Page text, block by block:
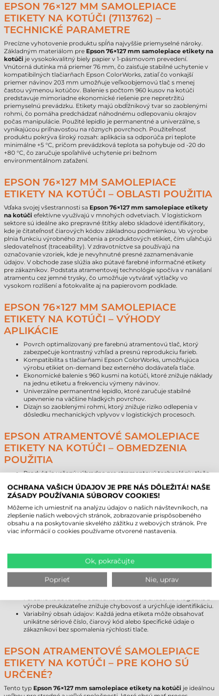
EPSON 76×127 MM SAMOLEPIACE
ETIKETY NA KOTÚČI (7113762) –
TECHNICKÉ PARAMETRE
Precízne vyhotovenie produktu spĺňa najvyššie priemyselné nároky.
Základným materiálom pre Epson 76×127 mm samolepiace etikety na
kotúči je vysokokvalitný biely papier v 1-pásmovom prevedení.
Vnútorná dutinka má priemer 76 mm, čo zaisťuje stabilné uchytenie v
kompatibilných tlačiarňach Epson ColorWorks, zatiaľ čo vonkajší
priemer návinov 203 mm umožňuje veľkoobjemovú tlač s menej
častou výmenou kotúčov. Balenie s počtom 960 kusov na kotúči
predstavuje mimoriadne ekonomické riešenie pre nepretržitú
priemyselnú prevádzku. Etikety majú obdĺžnikový tvar so zaoblenými
rohmi, čo pomáha predchádzať náhodnému odlepovaniu okrajov
počas manipulácie. Použité lepidlo je permanentné a univerzálne, s
vynikajúcou priľnavosťou na rôznych povrchoch. Použiteľnosť
produktu pokrýva široký rozsah: aplikácia sa odporúča pri teplote
minimálne +5 °C, pričom prevádzková teplota sa pohybuje od -20 do
+80 °C, čo zaručuje spoľahlivé uchytenie pri bežnom
environmentálnom zaťažení.
EPSON 76×127 MM SAMOLEPIACE
ETIKETY NA KOTÚČI – OBLASTI POUŽITIA
Vďaka svojej všestrannosti sa Epson 76×127 mm samolepiace etikety
na kotúči efektívne využívajú v mnohých odvetviach. V logistickom
sektore sú ideálne ako prepravné štítky alebo skladové identifikátory,
kde je čitateľnosť čiarových kódov základnou podmienkou. Vo výrobe
plnia funkciu výrobného značenia a produktových etikiet, čím uľahčujú
sledovateľnosť (traceability). V zdravotníctve sa používajú na
označovanie vzoriek, kde je nevyhnutné presné zaznamenávanie
údajov. V obchode zase slúžia ako pútavé farebné informačné etikety
pre zákazníkov. Podstata atramentovej technológie spočíva v nanášaní
atramentu cez jemné trysky, čo umožňuje vytvárať výtlačky vo
vysokom rozlíšení a fotokvalite aj na papierovom podklade.
EPSON 76×127 MM SAMOLEPIACE
ETIKETY NA KOTÚČI – VÝHODY
APLIKÁCIE
Povrch optimalizovaný pre farebnú atramentovú tlač, ktorý
zabezpečuje kontrastný vzhľad a presnú reprodukciu farieb.
Kompatibilita s tlačiarňami Epson ColorWorks, umožňujúca
výrobu etikiet on-demand bez externého dodávateľa tlače.
Ekonomické balenie s 960 kusmi na kotúči, ktoré znižuje náklady
na jednu etiketu a frekvenciu výmeny návinov.
Univerzálne permanentné lepidlo, ktoré zaručuje stabilné
upevnenie na väčšine hladkých povrchov.
Dizajn so zaoblenými rohmi, ktorý znižuje riziko odlepenia v
dôsledku mechanických vplyvov v logistických procesoch.
EPSON ATRAMENTOVÉ SAMOLEPIACE
ETIKETY NA KOTÚČI – OBMEDZENIA
POUŽITIA
Produkt je určený výhradne pre atramentovú technológiu tlače,
Odolnosť voči UV žiareniu a chemikáliám je zaručená len pri
bežnom zaťažení; v extrémnych podmienkach sa odporúča
predbežné testovanie.
Pred aplikáciou na špeciálne, textúrované alebo silikonizované
povrchy je vhodné vykonať skúšku priľnavosti pre overenie
maximálnej stability.
Výroba on-demand: Tlačíte len toľko etikiet, koľko práve
potrebujete, čím sa vyhnete zbytočným skladovým zásobám a
Farebné kódovanie: Používanie farebného značenia v logistike a
výrobe preukázateľne znižuje chybovosť a urýchľuje identifikáciu.
Variabilný obsah údajov: Každá jedna etiketa môže obsahovať
unikátne sériové číslo, čiarový kód alebo špecifické údaje o
zákazníkovi bez spomalenia rýchlosti tlače.
EPSON ATRAMENTOVÉ SAMOLEPIACE
ETIKETY NA KOTÚČI – PRE KOHO SÚ
URČENÉ?
Tento typ Epson 76×127 mm samolepiace etikety na kotúči je ideálnou
OCHRANA VAŠICH ÚDAJOV JE PRE NÁS DÔLEŽITÁ! NAŠE
ZÁSADY POUŽÍVANIA SÚBOROV COOKIES!
Môžeme ich umiestniť na analýzu údajov o našich návštevníkoch, na
zlepšenie našich webových stránok, zobrazovanie prispôsobeného
obsahu a na poskytovanie skvelého zážitku z webových stránok. Pre
viac informácií o cookies používame otvorené nastavenia.
Ok, pokračujte
Poprieť Nie, uprav